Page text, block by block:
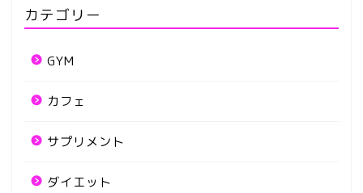
カテゴリー
GYM
カフェ
サプリメント
ダイエット